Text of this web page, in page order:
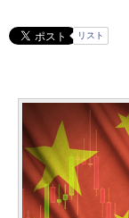
リスト